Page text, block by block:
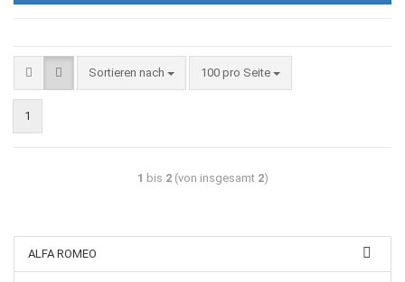
Sortieren nach 100 pro Seite
1
1 bis 2(von insgesamt 2)
ALFA ROMEO